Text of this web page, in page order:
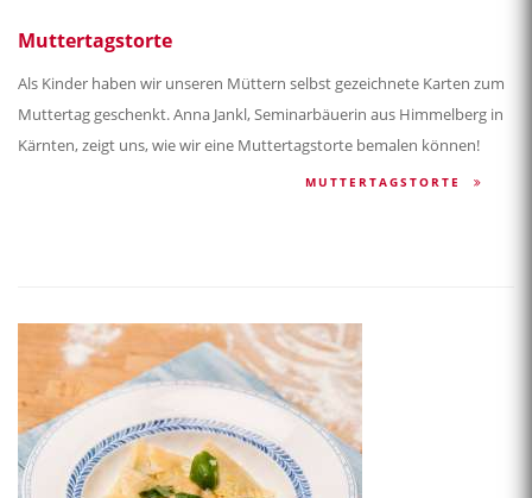
Muttertagstorte
Als Kinder haben wir unseren Müttern selbst gezeichnete Karten zum
Muttertag geschenkt. Anna Jankl, Seminarbäuerin aus Himmelberg in
Kärnten, zeigt uns, wie wir eine Muttertagstorte bemalen können!
MUTTERTAGSTORTE